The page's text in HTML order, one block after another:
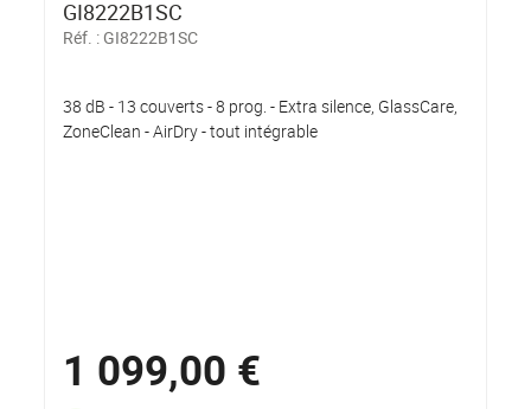
GI8222B1SC
Réf. : GI8222B1SC
38 dB - 13 couverts - 8 prog. - Extra silence, GlassCare,
ZoneClean - AirDry - tout intégrable
1 099,00 €